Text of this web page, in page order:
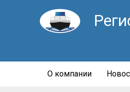
О компании